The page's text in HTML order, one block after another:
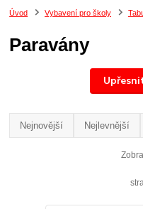
Úvod Vybavení pro školy
Paravány
Nejnovější Nejlevnější